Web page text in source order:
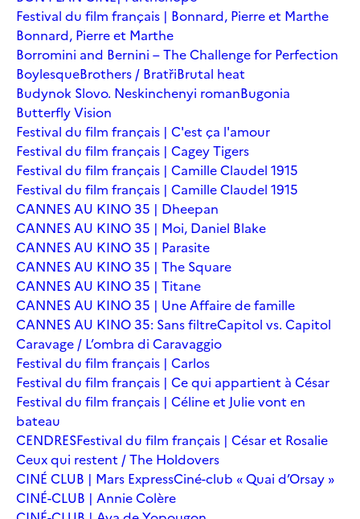
Festival du film français | Bonnard, Pierre et Marthe
Bonnard, Pierre et Marthe
Borromini and Bernini – The Challenge for Perfection
BoylesqueBrothers / BratřiBrutal heat
Budynok Slovo. Neskinchenyi romanBugonia
Butterfly Vision
Festival du film français | C'est ça l'amour
Festival du film français | Cagey Tigers
Festival du film français | Camille Claudel 1915
Festival du film français | Camille Claudel 1915
CANNES AU KINO 35 | Dheepan
CANNES AU KINO 35 | Moi, Daniel Blake
CANNES AU KINO 35 | Parasite
CANNES AU KINO 35 | The Square
CANNES AU KINO 35 | Titane
CANNES AU KINO 35 | Une Affaire de famille
CANNES AU KINO 35: Sans filtreCapitol vs. Capitol
Caravage / L’ombra di Caravaggio
Festival du film français | Carlos
Festival du film français | Ce qui appartient à César
Festival du film français | Céline et Julie vont en
bateau
CENDRESFestival du film français | César et Rosalie
Ceux qui restent / The Holdovers
CINÉ CLUB | Mars ExpressCiné-club « Quai d’Orsay »
CINÉ-CLUB | Annie Colère